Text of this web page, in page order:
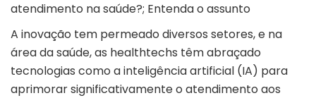
atendimento na saúde?; Entenda o assunto
A inovação tem permeado diversos setores, e na
área da saúde, as healthtechs têm abraçado
tecnologias como a inteligência artificial (IA) para
aprimorar significativamente o atendimento aos